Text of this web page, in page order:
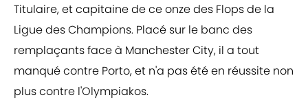
Titulaire, et capitaine de ce onze des Flops de la
Ligue des Champions. Placé sur le banc des
remplaçants face à Manchester City, il a tout
manqué contre Porto, et n'a pas été en réussite non
plus contre l'Olympiakos.